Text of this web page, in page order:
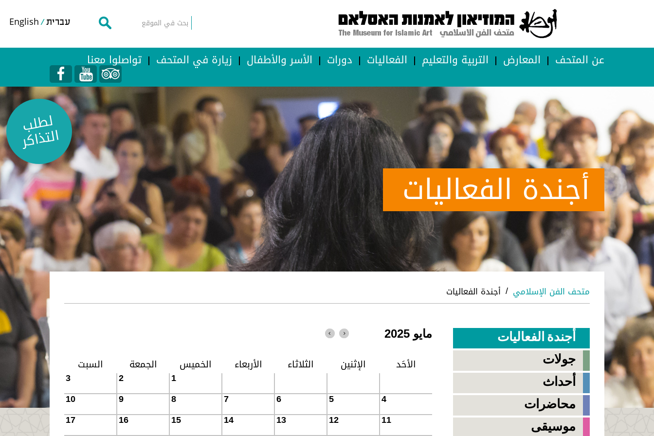
עברית English
عن المتحف المعارض التربية والتعليم الفعاليات دورات الأسر والأطفال زيارة في المتحف تواصلوا معنا
أجندة الفعاليات
متحف الفن الإسلامي / أجندة الفعاليات
مايو 2025
السبت الجمعة الخميس الأربعاء الثلاثاء الإثنين الأحَد
1
2
3
4
5
6
7
8
9
10
11
12
13
14
15
16
17
أجندة الفعاليات
جولات
أحداث
محاضرات
موسيقى
لط
لب
التذ
اك
ر